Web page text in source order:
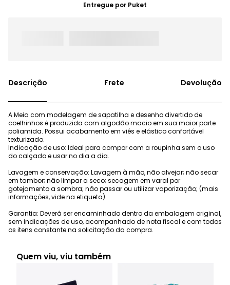
Entregue por Puket
Frete Devolução
A Meia com modelagem de sapatilha e desenho divertido de
coelhinhos é produzida com algodão macio em sua maior parte
poliamida. Possui acabamento em viés e elástico confortável
texturizado.
Indicação de uso: Ideal para compor com a roupinha sem o uso
do calçado e usar no dia a dia.
Lavagem e conservação: Lavagem à mão, não alvejar; não secar
em tambor; não limpar a seco; secagem em varal por
gotejamento a sombra; não passar ou utilizar vaporização; (mais
informações, vide na etiqueta).
Garantia: Deverá ser encaminhado dentro da embalagem original,
sem indicações de uso, acompanhado de nota fiscal e com todos
os itens constante na solicitação da compra.
Quem viu, viu também